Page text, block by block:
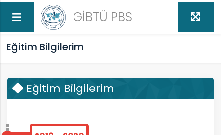
GİBTÜ PBS
Eğitim Bilgilerim
Eğitim Bilgilerim